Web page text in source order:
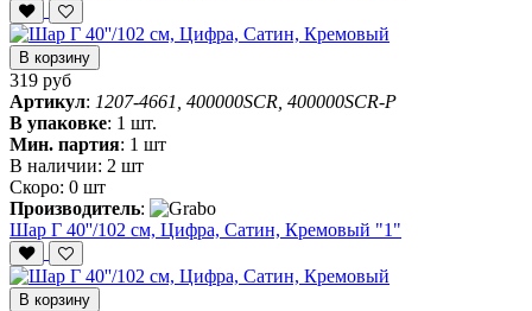
В корзину
319 руб
Артикул: 1207-4661, 400000SCR, 400000SCR-P
В упаковке: 1 шт.
Мин. партия: 1 шт
В наличии: 2 шт
Скоро: 0 шт
Производитель:
Шар Г 40''/102 см, Цифра, Сатин, Кремовый "1"
В корзину